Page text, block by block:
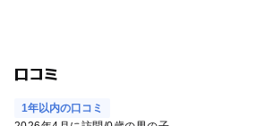
口コミ
1年以内の口コミ